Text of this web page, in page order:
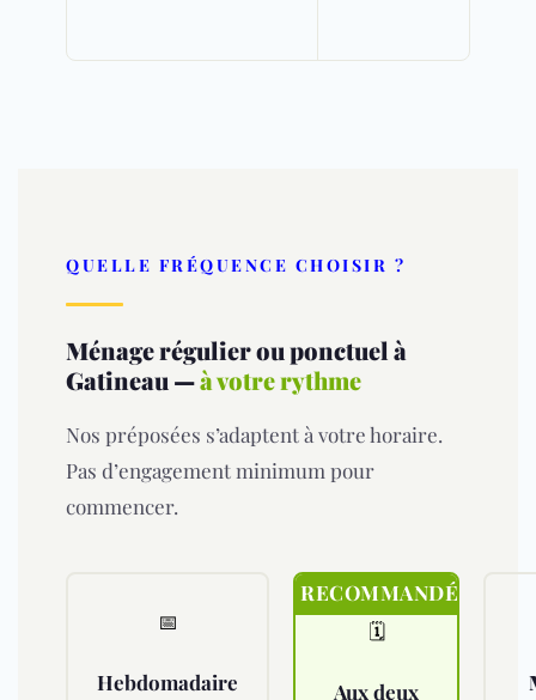
QUELLE FRÉQUENCE CHOISIR ?
Ménage régulier ou ponctuel à
Gatineau —à votre rythme
Nos préposées s’adaptent à votre horaire.
Pas d’engagement minimum pour
commencer.
📅
Hebdomadaire
RECOMMANDÉ
🗓️
Aux deux